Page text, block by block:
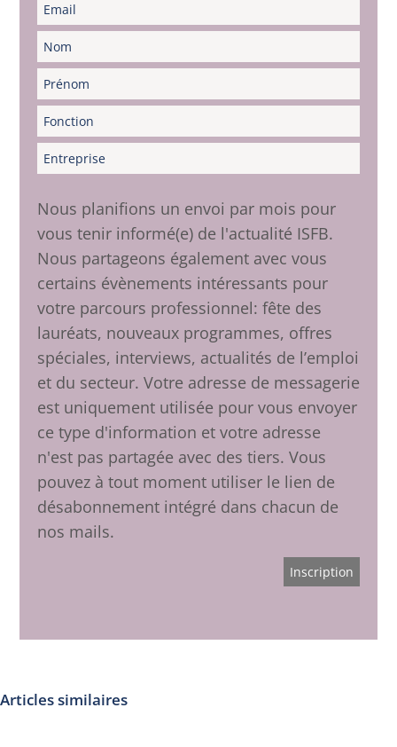
Nous planifions un envoi par mois pour
vous tenir informé(e) de l'actualité ISFB.
Nous partageons également avec vous
certains évènements intéressants pour
votre parcours professionnel: fête des
lauréats, nouveaux programmes, offres
spéciales, interviews, actualités de l’emploi
et du secteur. Votre adresse de messagerie
est uniquement utilisée pour vous envoyer
ce type d'information et votre adresse
n'est pas partagée avec des tiers. Vous
pouvez à tout moment utiliser le lien de
désabonnement intégré dans chacun de
nos mails.
Articles similaires